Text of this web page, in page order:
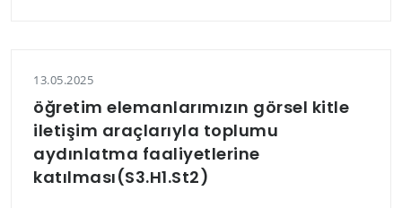
13.05.2025
öğretim elemanlarımızın görsel kitle
iletişim araçlarıyla toplumu
aydınlatma faaliyetlerine
katılması(S3.H1.St2)